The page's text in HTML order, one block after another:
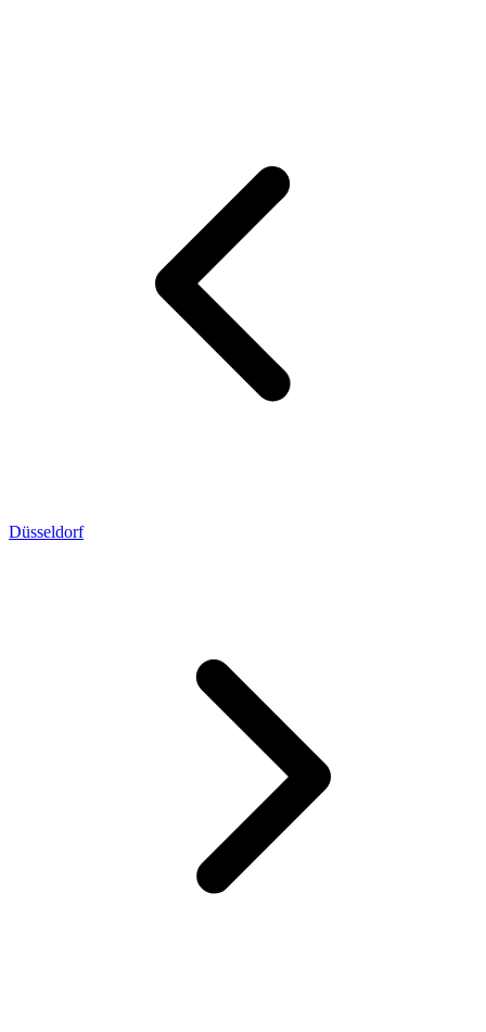
Düsseldorf